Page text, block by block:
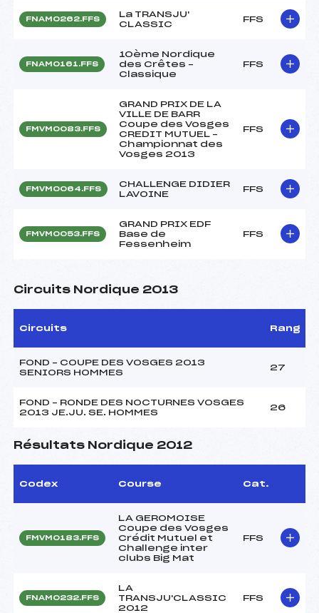
FNAM0262.FFS
La TRANSJU'
CLASSIC
FFS
FNAM0161.FFS
10ème Nordique
des Crêtes –
Classique
FFS
FMVM0083.FFS
GRAND PRIX DE LA
VILLE DE BARR
Coupe des Vosges
CREDIT MUTUEL –
Championnat des
Vosges 2013
FFS
FMVM0064.FFS
CHALLENGE DIDIER
LAVOINE
FFS
FMVM0053.FFS
GRAND PRIX EDF
Base de
Fessenheim
FFS
Circuits Nordique 2013
Circuits Rang
FOND – COUPE DES VOSGES 2013
SENIORS HOMMES
27
FOND – RONDE DES NOCTURNES VOSGES
2013 JE.JU. SE. HOMMES
26
Résultats Nordique 2012
Codex Course Cat.
FMVM0183.FFS
LA GEROMOISE
Coupe des Vosges
Crédit Mutuel et
Challenge inter
clubs Big Mat
FFS
FNAM0232.FFS
LA
TRANSJU'CLASSIC
2012
FFS